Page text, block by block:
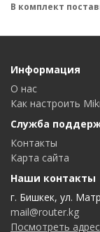
В комплект
Информация
О нас
Как настроить
Служба
Контакты
Карта сайта
Наши контакты
г. Бишкек, ул.
mail@router.kg
Посмотреть